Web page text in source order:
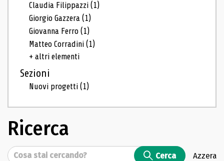
Claudia Filippazzi(1)
Giorgio Gazzera(1)
Giovanna Ferro(1)
Matteo Corradini(1)
+ altri elementi
Sezioni
Nuovi progetti(1)
Ricerca
Cerca Cerca Azzera